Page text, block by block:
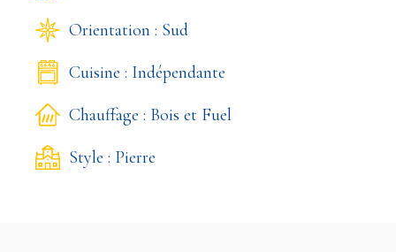
Orientation : Sud
Cuisine : Indépendante
Chauffage : Bois et Fuel
Style : Pierre